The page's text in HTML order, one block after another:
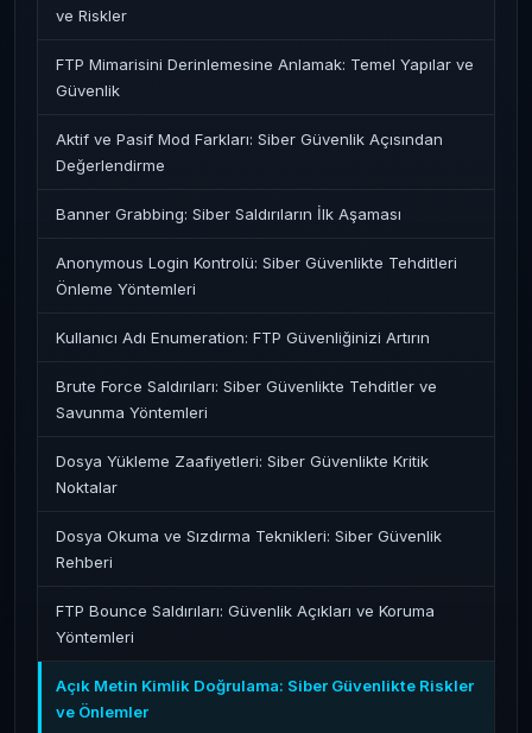
ve Riskler
FTP Mimarisini Derinlemesine Anlamak: Temel Yapılar ve
Güvenlik
Aktif ve Pasif Mod Farkları: Siber Güvenlik Açısından
Değerlendirme
Banner Grabbing: Siber Saldırıların İlk Aşaması
Anonymous Login Kontrolü: Siber Güvenlikte Tehditleri
Önleme Yöntemleri
Kullanıcı Adı Enumeration: FTP Güvenliğinizi Artırın
Brute Force Saldırıları: Siber Güvenlikte Tehditler ve
Savunma Yöntemleri
Dosya Yükleme Zaafiyetleri: Siber Güvenlikte Kritik
Noktalar
Dosya Okuma ve Sızdırma Teknikleri: Siber Güvenlik
Rehberi
FTP Bounce Saldırıları: Güvenlik Açıkları ve Koruma
Yöntemleri
Açık Metin Kimlik Doğrulama: Siber Güvenlikte Riskler
ve Önlemler